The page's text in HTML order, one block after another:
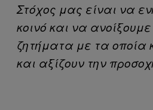
Στόχος μας είναι να
κοινό και να
ζητήματα με τα οποία
και αξίζουν την